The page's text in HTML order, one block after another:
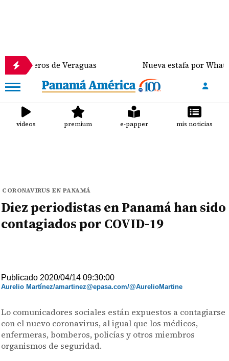
de Veraguas Nueva estafa por WhatsApp
videos premium e-papper mis noticias
CORONAVIRUS EN PANAMÁ
Diez periodistas en Panamá han sido
contagiados por COVID-19
Publicado 2020/04/14 09:30:00
Aurelio Martínez/amartinez@epasa.com/@AurelioMartine
Lo comunicadores sociales están expuestos a contagiarse
con el nuevo coronavirus, al igual que los médicos,
enfermeras, bomberos, policías y otros miembros
organismos de seguridad.